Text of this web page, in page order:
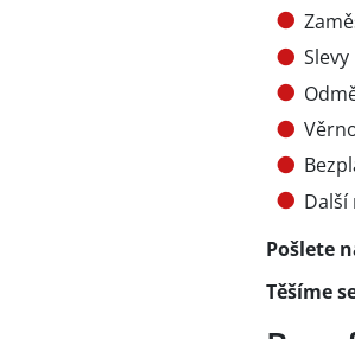
Další
Pošlete
Těšíme